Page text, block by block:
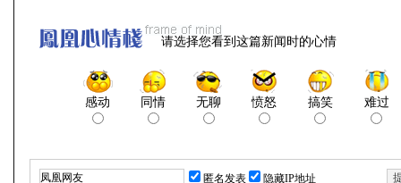
请选择您看到这篇新闻时的心情
感动 同情 无聊 愤怒 搞笑 难过
匿名发表 隐藏IP地址